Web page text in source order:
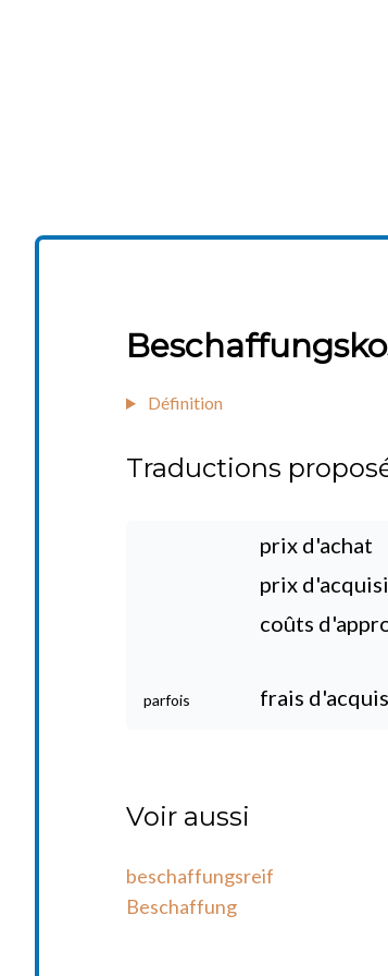
Définition
Traductions
prix d'achat
prix
coûts
parfois frais
Voir aussi
beschaffungsreif
Beschaffung